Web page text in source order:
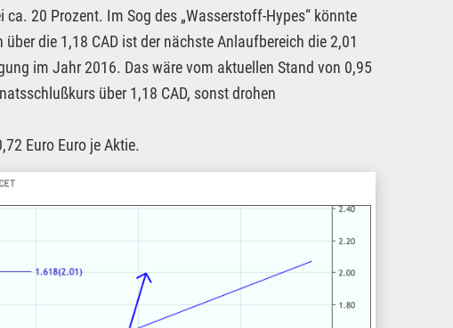
20 Prozent. Im Sog des „Wasserstoff-Hypes“ könnte
die 1,18 CAD ist der nächste Anlaufbereich die 2,01
im Jahr 2016. Das wäre vom aktuellen Stand von 0,95
über 1,18 CAD, sonst drohen
Euro Euro je Aktie.